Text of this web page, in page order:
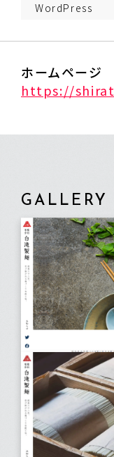
WordPress
ホームページ
https://
GALLERY